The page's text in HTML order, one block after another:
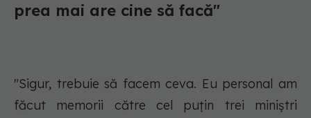
prea mai are cine să facă"
"Sigur, trebuie să facem ceva. Eu personal am
făcut memorii către cel puțin trei miniștri